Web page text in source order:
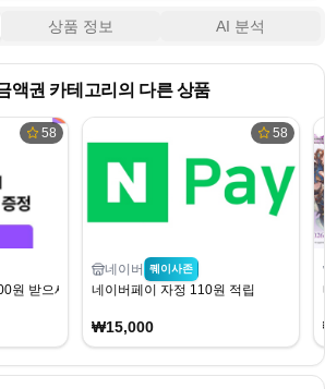
상품 정보 AI 분석
액권 카테고리의 다른 상품
58
원 받으세유
58
네이버 퀘이사존
네이버페이 자정 110원 적립
₩15,000